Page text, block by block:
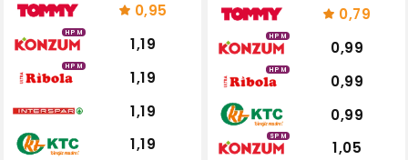
0,95
HPM
1,19
HPM
1,19
1,19
1,19
0,79
HPM
0,99
HPM
0,99
0,99
SPM
1,05